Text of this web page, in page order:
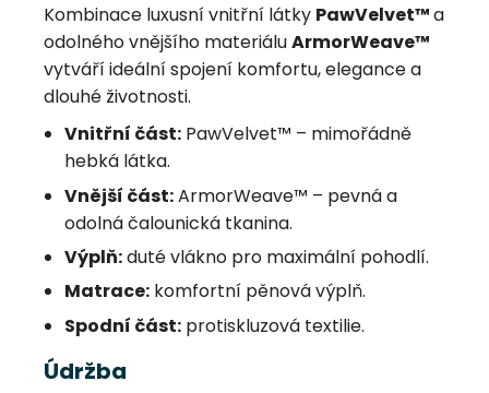
Kombinace luxusní vnitřní látky PawVelvet™a
odolného vnějšího materiáluArmorWeave™
vytváří ideální spojení komfortu, elegance a
dlouhé životnosti.
Vnitřní část: PawVelvet™ – mimořádně
hebká látka.
Vnější část:ArmorWeave™ – pevná a
odolná čalounická tkanina.
Výplň:duté vlákno pro maximální pohodlí.
Matrace: komfortní pěnová výplň.
Spodní část: protiskluzová textilie.
Údržba